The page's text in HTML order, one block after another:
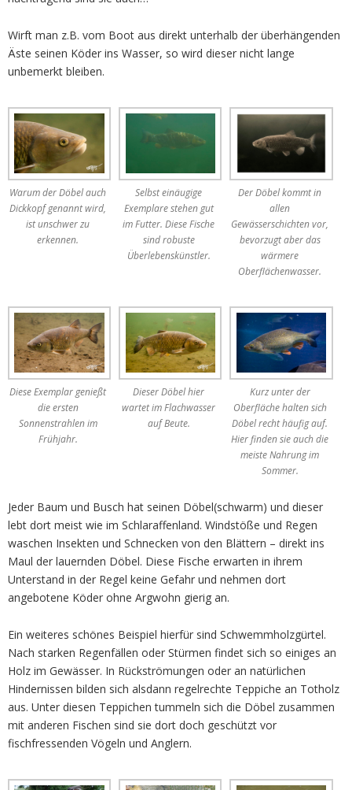
Wirft man z.B. vom Boot aus direkt unterhalb der überhängenden
Äste seinen Köder ins Wasser, so wird dieser nicht lange
unbemerkt bleiben.
Warum der Döbel auch
Dickkopf genannt wird,
ist unschwer zu
erkennen.
Selbst einäugige
Exemplare stehen gut
im Futter. Diese Fische
sind robuste
Überlebenskünstler.
Der Döbel kommt in
allen
Gewässerschichten vor,
bevorzugt aber das
wärmere
Oberflächenwasser.
Diese Exemplar genießt
die ersten
Sonnenstrahlen im
Frühjahr.
Dieser Döbel hier
wartet im Flachwasser
auf Beute.
Kurz unter der
Oberfläche halten sich
Döbel recht häufig auf.
Hier finden sie auch die
meiste Nahrung im
Sommer.
Jeder Baum und Busch hat seinen Döbel(schwarm) und dieser
lebt dort meist wie im Schlaraffenland. Windstöße und Regen
waschen Insekten und Schnecken von den Blättern – direkt ins
Maul der lauernden Döbel. Diese Fische erwarten in ihrem
Unterstand in der Regel keine Gefahr und nehmen dort
angebotene Köder ohne Argwohn gierig an.
Ein weiteres schönes Beispiel hierfür sind Schwemmholzgürtel.
Nach starken Regenfällen oder Stürmen findet sich so einiges an
Holz im Gewässer. In Rückströmungen oder an natürlichen
Hindernissen bilden sich alsdann regelrechte Teppiche an Totholz
aus. Unter diesen Teppichen tummeln sich die Döbel zusammen
mit anderen Fischen sind sie dort doch geschützt vor
fischfressenden Vögeln und Anglern.